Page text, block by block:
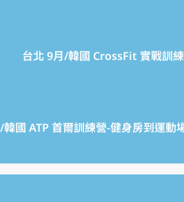
台北 9月/韓國 CrossFit 實戰訓
韓國 ATP 首爾訓練營-健身房到運